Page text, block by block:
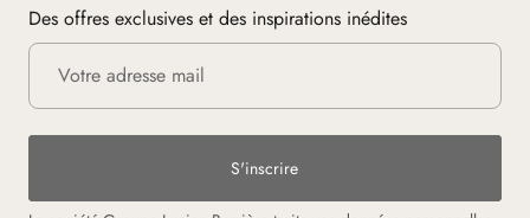
Des offres exclusives et des inspirations inédites
S'inscrire